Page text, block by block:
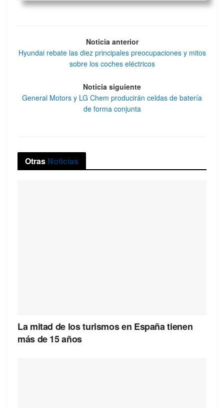
Noticia anterior
Hyundai rebate las diez principales preocupaciones y mitos
sobre los coches eléctricos
Noticia siguiente
General Motors y LG Chem producirán celdas de batería
de forma conjunta
Otras Noticias
La mitad de los turismos en España tienen
más de 15 años